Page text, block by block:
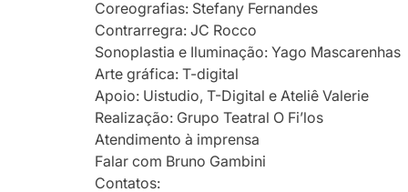
Coreografias: Stefany Fernandes
Contrarregra: JC Rocco
Sonoplastia e Iluminação: Yago Mascarenhas
Arte gráfica: T-digital
Apoio: Uistudio, T-Digital e Ateliê Valerie
Realização: Grupo Teatral O Fi’los
Atendimento à imprensa
Falar com Bruno Gambini
Contatos: